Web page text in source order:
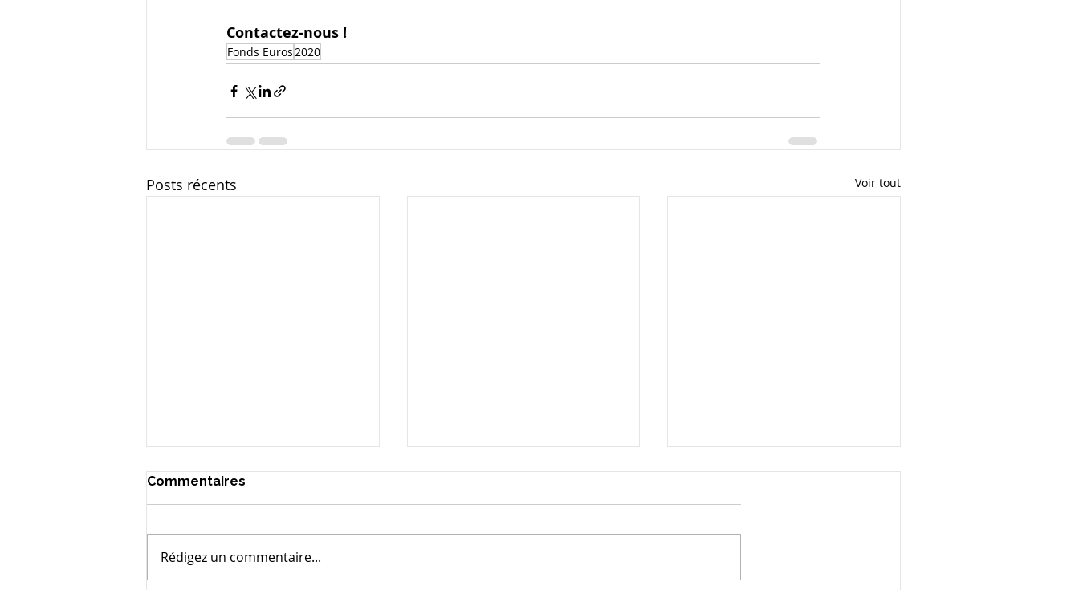
Contactez-nous !
Fonds Euros2020
Posts récents Voir tout
Commentaires
Rédigez un commentaire...